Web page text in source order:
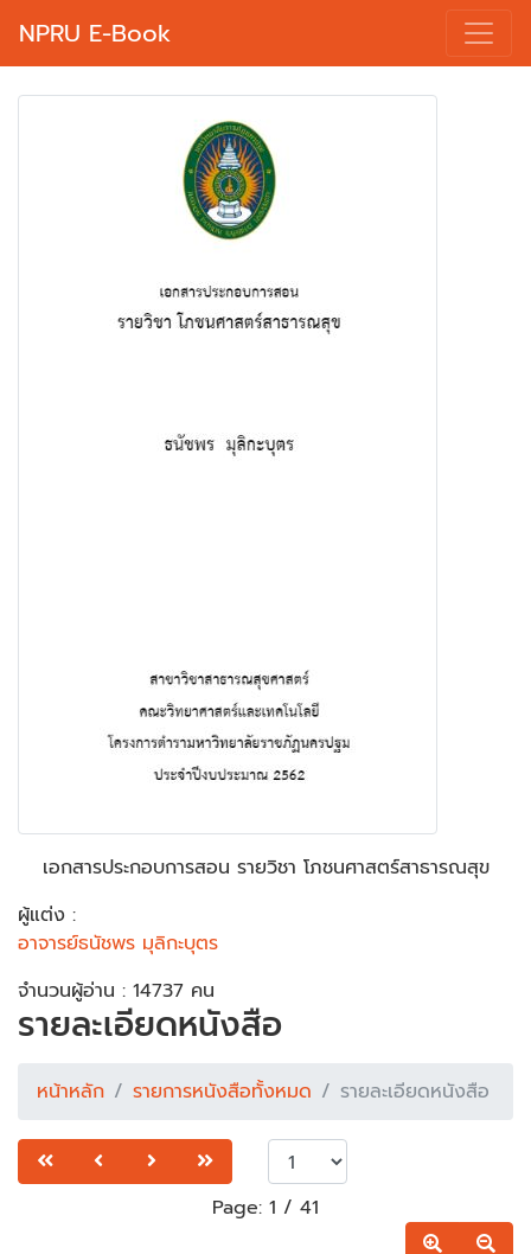
NPRU E-Book
เอกสารประกอบการสอน รายวิชา โภชนศาสตร์สาธารณสุข
ผู้แต่ง :
อาจารย์ธนัชพร มุลิกะบุตร
จำนวนผู้อ่าน : 14737 คน
รายละเอียดหนังสือ
หน้าหลัก รายการหนังสือทั้งหมด รายละเอียดหนังสือ
Page: 1 / 41